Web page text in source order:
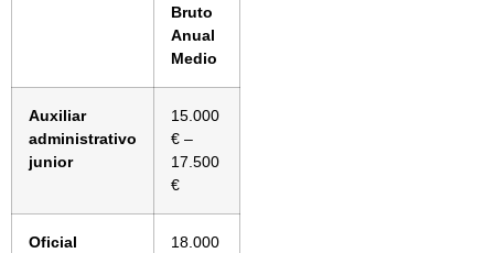
Bruto
Anual
Medio
Auxiliar
administrativo
junior
15.000
€ –
17.500
€
Oficial
18.000